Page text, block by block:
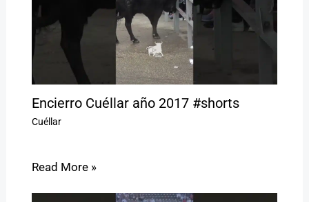
Encierro Cuéllar año 2017 #shorts
Cuéllar
Read More »